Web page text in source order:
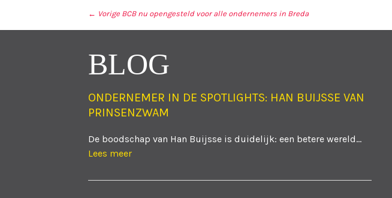
BERICHT NAVIGATIE
← Vorige BCB nu opengesteld voor alle ondernemers in Breda
BLOG
ONDERNEMER IN DE SPOTLIGHTS: HAN BUIJSSE VAN
PRINSENZWAM
De boodschap van Han Buijsse is duidelijk: een betere wereld...
Lees meer